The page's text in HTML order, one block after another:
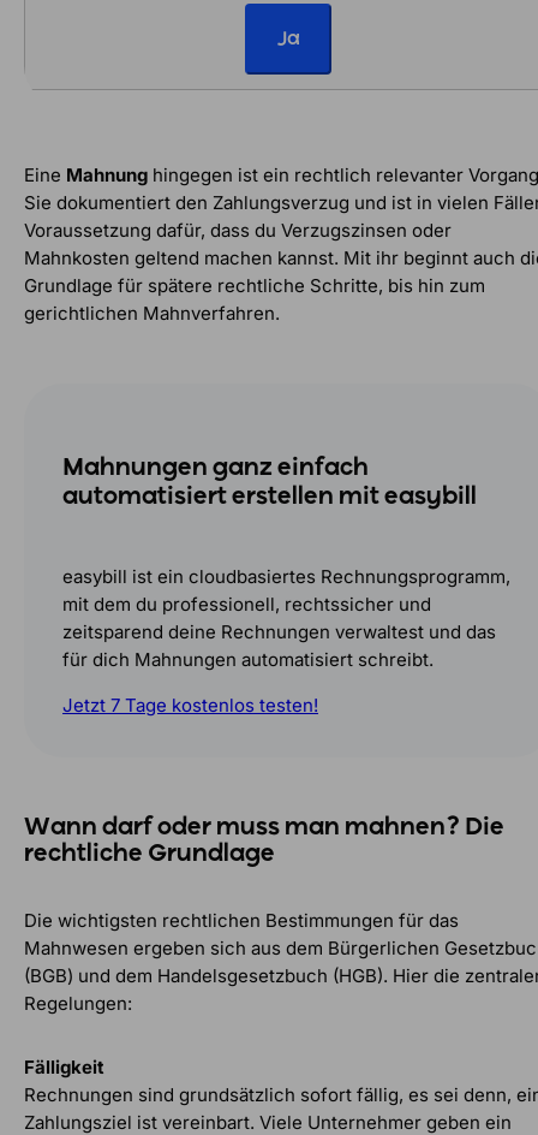
Ja
Eine Mahnung hingegen ist ein rechtlich relevanter
Sie dokumentiert den Zahlungsverzug und ist in vielen
Voraussetzung dafür, dass du Verzugszinsen oder
Mahnkosten geltend machen kannst. Mit ihr beginnt auch
Grundlage für spätere rechtliche Schritte, bis hin zum
gerichtlichen Mahnverfahren.
Mahnungen ganz einfach
automatisiert erstellen mit easybill
easybill ist ein cloudbasiertes Rechnungsprogramm,
mit dem du professionell, rechtssicher und
zeitsparend deine Rechnungen verwaltest und das
für dich Mahnungen automatisiert schreibt.
Jetzt 7 Tage kostenlos testen!
Wann darf oder muss man mahnen? Die
rechtliche Grundlage
Die wichtigsten rechtlichen Bestimmungen für das
Mahnwesen ergeben sich aus dem Bürgerlichen
(BGB) und dem Handelsgesetzbuch (HGB). Hier die
Regelungen:
Fälligkeit
Rechnungen sind grundsätzlich sofort fällig, es sei denn,
Zahlungsziel ist vereinbart. Viele Unternehmer geben ein